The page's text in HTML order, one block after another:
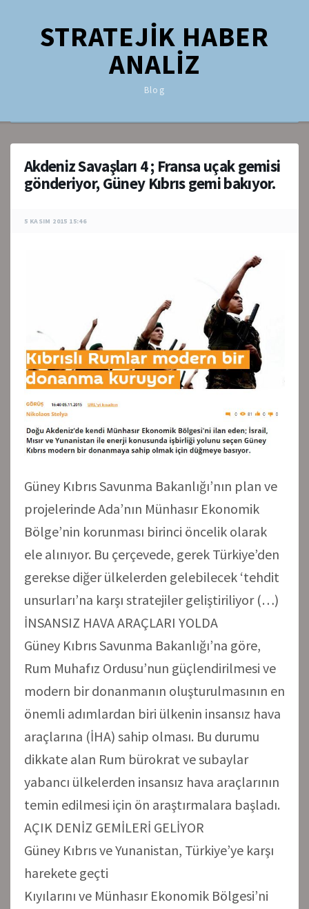
STRATEJİK HABER
ANALİZ
Blog
Akdeniz Savaşları 4 ; Fransa uçak gemisi
gönderiyor, Güney Kıbrıs gemi bakıyor.
5 KASIM 2015 15:46
Güney Kıbrıs Savunma Bakanlığı’nın plan ve
projelerinde Ada’nın Münhasır Ekonomik
Bölge’nin korunması birinci öncelik olarak
ele alınıyor. Bu çerçevede, gerek Türkiye’den
gerekse diğer ülkelerden gelebilecek ‘tehdit
unsurları’na karşı stratejiler geliştiriliyor (…)
İNSANSIZ HAVA ARAÇLARI YOLDA
Güney Kıbrıs Savunma Bakanlığı’na göre,
Rum Muhafız Ordusu’nun güçlendirilmesi ve
modern bir donanmanın oluşturulmasının en
önemli adımlardan biri ülkenin insansız hava
araçlarına (İHA) sahip olması. Bu durumu
dikkate alan Rum bürokrat ve subaylar
yabancı ülkelerden insansız hava araçlarının
temin edilmesi için ön araştırmalara başladı.
AÇIK DENİZ GEMİLERİ GELİYOR
Güney Kıbrıs ve Yunanistan, Türkiye’ye karşı
harekete geçti
Kıyılarını ve Münhasır Ekonomik Bölgesi’ni